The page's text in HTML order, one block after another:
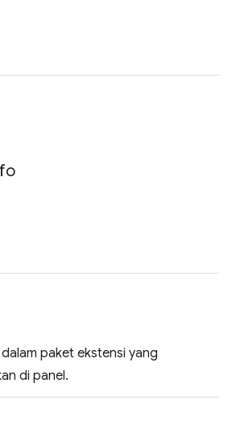
paket ekstensi yang
di panel.